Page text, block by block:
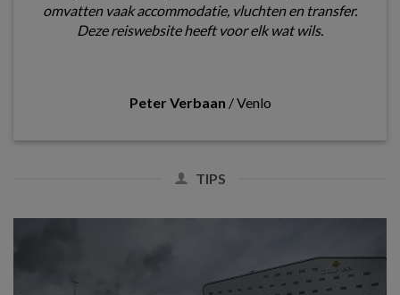
omvatten vaak accommodatie, vluchten en transfer.
Deze reiswebsite heeft voor elk wat wils.
Peter Verbaan /Venlo
TIPS